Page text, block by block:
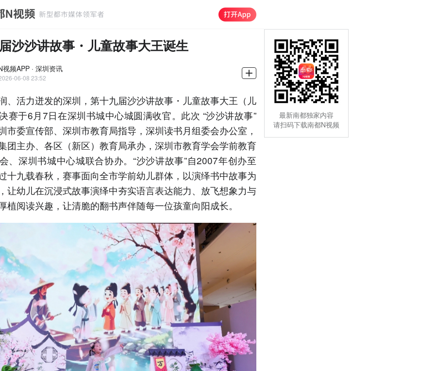
沙沙讲故事・儿童故事大王诞生
视频APP · 深圳资讯
06-08 23:52
、活力迸发的深圳，第十九届沙沙讲故事・儿童故事大王（儿
赛于6月7日在深圳书城中心城圆满收官。此次 “沙沙讲故事”
市委宣传部、深圳市教育局指导，深圳读书月组委会办公室，
团主办、各区（新区）教育局承办，深圳市教育学会学前教育
、深圳书城中心城联合协办。“沙沙讲故事”自2007年创办至
十九载春秋，赛事面向全市学前幼儿群体，以演绎书中故事为
让幼儿在沉浸式故事演绎中夯实语言表达能力、放飞想象力与
植阅读兴趣，让清脆的翻书声伴随每一位孩童向阳成长。
最新南都独家内容
请扫码下载南都N视频